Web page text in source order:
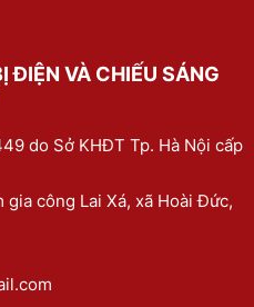
ĐIỆN VÀ CHIẾU SÁNG
do Sở KHĐT Tp. Hà Nội cấp
công Lai Xá, xã Hoài Đức,